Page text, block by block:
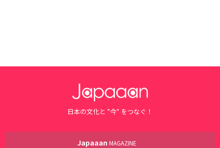
日本の文化と ”今” をつなぐ！
Japaaan MAGAZINE